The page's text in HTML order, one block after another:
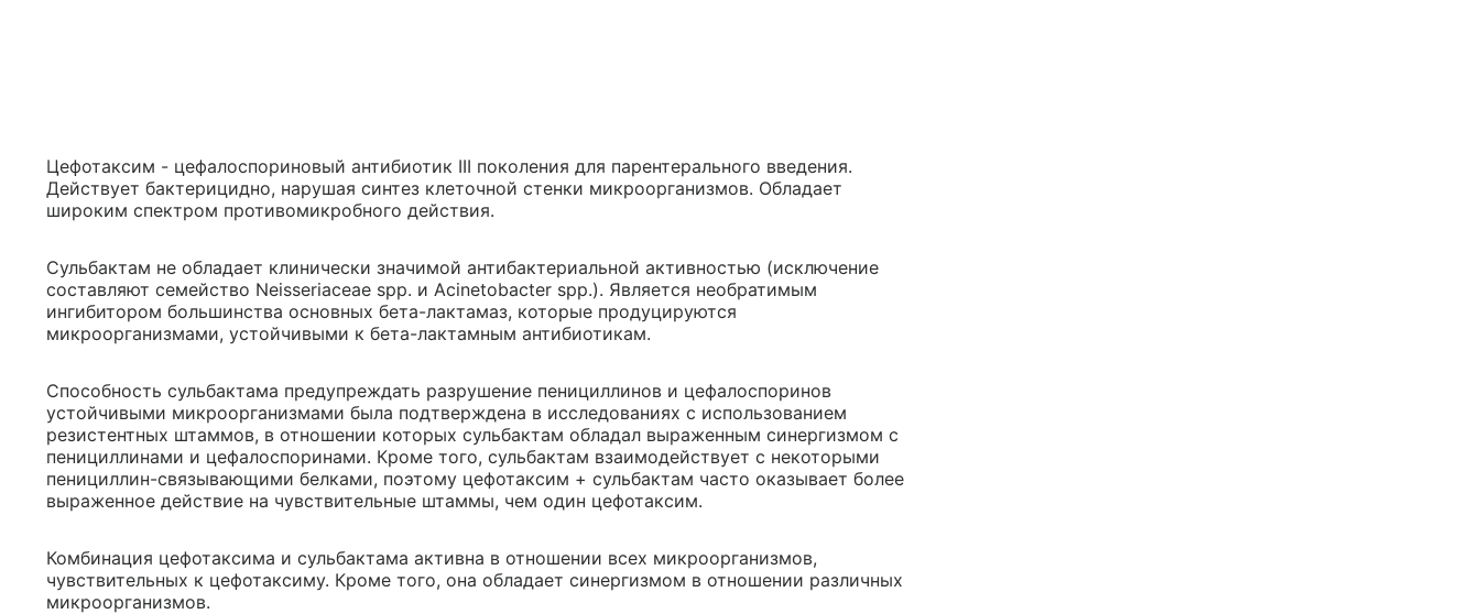
Цефотаксим - цефалоспориновый антибиотик III поколения для парентерального введения.
Действует бактерицидно, нарушая синтез клеточной стенки микроорганизмов. Обладает
широким спектром противомикробного действия.
Сульбактам не обладает клинически значимой антибактериальной активностью (исключение
составляют семейство Neisseriaceae spp. и Acinetobacter spp.). Является необратимым
ингибитором большинства основных бета-лактамаз, которые продуцируются
микроорганизмами, устойчивыми к бета-лактамным антибиотикам.
Способность сульбактама предупреждать разрушение пенициллинов и цефалоспоринов
устойчивыми микроорганизмами была подтверждена в исследованиях с использованием
резистентных штаммов, в отношении которых сульбактам обладал выраженным синергизмом с
пенициллинами и цефалоспоринами. Кроме того, сульбактам взаимодействует с некоторыми
пенициллин-связывающими белками, поэтому цефотаксим + сульбактам часто оказывает более
выраженное действие на чувствительные штаммы, чем один цефотаксим.
Комбинация цефотаксима и сульбактама активна в отношении всех микроорганизмов,
чувствительных к цефотаксиму. Кроме того, она обладает синергизмом в отношении различных
микроорганизмов.